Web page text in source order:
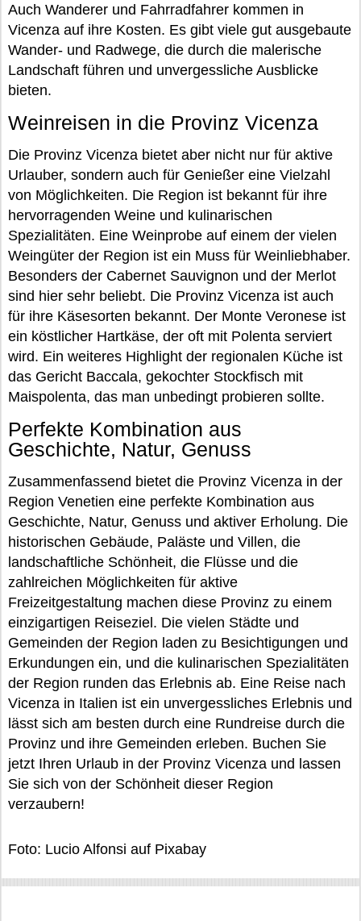
Auch Wanderer und Fahrradfahrer kommen in
Vicenza auf ihre Kosten. Es gibt viele gut ausgebaute
Wander- und Radwege, die durch die malerische
Landschaft führen und unvergessliche Ausblicke
bieten.
Weinreisen in die Provinz Vicenza
Die Provinz Vicenza bietet aber nicht nur für aktive
Urlauber, sondern auch für Genießer eine Vielzahl
von Möglichkeiten. Die Region ist bekannt für ihre
hervorragenden Weine und kulinarischen
Spezialitäten. Eine Weinprobe auf einem der vielen
Weingüter der Region ist ein Muss für Weinliebhaber.
Besonders der Cabernet Sauvignon und der Merlot
sind hier sehr beliebt. Die Provinz Vicenza ist auch
für ihre Käsesorten bekannt. Der Monte Veronese ist
ein köstlicher Hartkäse, der oft mit Polenta serviert
wird. Ein weiteres Highlight der regionalen Küche ist
das Gericht Baccala, gekochter Stockfisch mit
Maispolenta, das man unbedingt probieren sollte.
Perfekte Kombination aus
Geschichte, Natur, Genuss
Zusammenfassend bietet die Provinz Vicenza in der
Region Venetien eine perfekte Kombination aus
Geschichte, Natur, Genuss und aktiver Erholung. Die
historischen Gebäude, Paläste und Villen, die
landschaftliche Schönheit, die Flüsse und die
zahlreichen Möglichkeiten für aktive
Freizeitgestaltung machen diese Provinz zu einem
einzigartigen Reiseziel. Die vielen Städte und
Gemeinden der Region laden zu Besichtigungen und
Erkundungen ein, und die kulinarischen Spezialitäten
der Region runden das Erlebnis ab. Eine Reise nach
Vicenza in Italien ist ein unvergessliches Erlebnis und
lässt sich am besten durch eine Rundreise durch die
Provinz und ihre Gemeinden erleben. Buchen Sie
jetzt Ihren Urlaub in der Provinz Vicenza und lassen
Sie sich von der Schönheit dieser Region
verzaubern!
Foto: Lucio Alfonsi auf Pixabay